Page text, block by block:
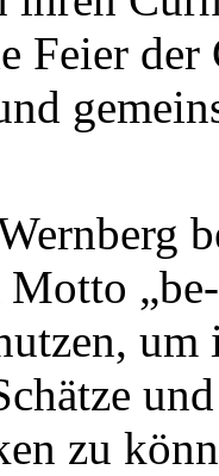
Feier der
Motto
zu